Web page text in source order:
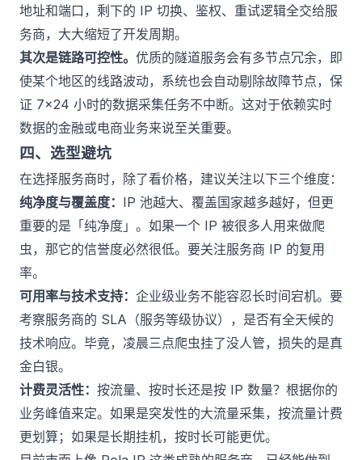
地址和端口，剩下的 IP 切换、鉴权、重试逻辑全交给服
务商，大大缩短了开发周期。
其次是链路可控性。 优质的隧道服务会有多节点冗余，即
使某个地区的线路波动，系统也会自动剔除故障节点，保
证 7×24 小时的数据采集任务不中断。这对于依赖实时
数据的金融或电商业务来说至关重要。
四、选型避坑
在选择服务商时，除了看价格，建议关注以下三个维度：
纯净度与覆盖度： IP 池越大、覆盖国家越多越好，但更
重要的是「纯净度」。如果一个 IP 被很多人用来做爬
虫，那它的信誉度必然很低。要关注服务商 IP 的复用
率。
可用率与技术支持： 企业级业务不能容忍长时间宕机。要
考察服务商的 SLA（服务等级协议），是否有全天候的
技术响应。毕竟，凌晨三点爬虫挂了没人管，损失的是真
金白银。
计费灵活性： 按流量、按时长还是按 IP 数量？根据你的
业务峰值来定。如果是突发性的大流量采集，按流量计费
更划算；如果是长期挂机，按时长可能更优。